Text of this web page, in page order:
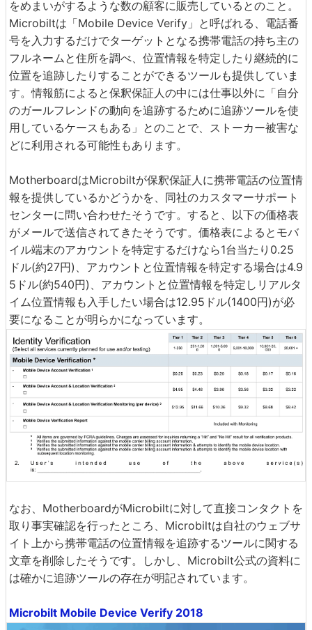
をめまいがするような数の顧客に販売しているとのこと。
Microbiltは「Mobile Device Verify」と呼ばれる、電話番
号を入力するだけでターゲットとなる携帯電話の持ち主の
フルネームと住所を調べ、位置情報を特定したり継続的に
位置を追跡したりすることができるツールも提供していま
す。情報筋によると保釈保証人の中には仕事以外に「自分
のガールフレンドの動向を追跡するために追跡ツールを使
用しているケースもある」とのことで、ストーカー被害な
どに利用される可能性もあります。
MotherboardはMicrobiltが保釈保証人に携帯電話の位置情
報を提供しているかどうかを、同社のカスタマーサポート
センターに問い合わせたそうです。すると、以下の価格表
がメールで送信されてきたそうです。価格表によるとモバ
イル端末のアカウントを特定するだけなら1台当たり0.25
ドル(約27円)、アカウントと位置情報を特定する場合は4.9
5ドル(約540円)、アカウントと位置情報を特定しリアルタ
イム位置情報も入手したい場合は12.95ドル(1400円)が必
要になることが明らかになっています。
なお、MotherboardがMicrobiltに対して直接コンタクトを
取り事実確認を行ったところ、Microbiltは自社のウェブサ
イト上から携帯電話の位置情報を追跡するツールに関する
文章を削除したそうです。しかし、Microbilt公式の資料に
は確かに追跡ツールの存在が明記されています。
Microbilt Mobile Device Verify 2018